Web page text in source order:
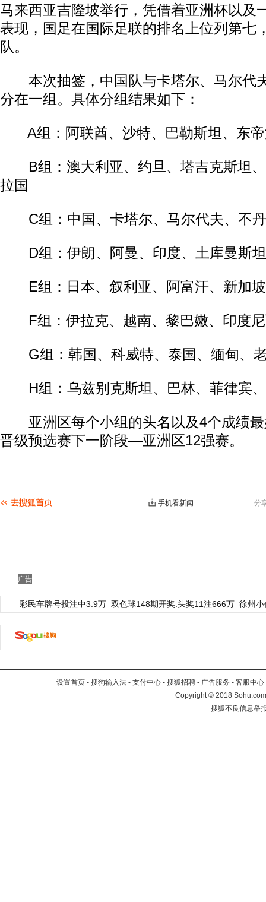
马来西亚吉隆坡举行，凭借着亚洲杯以及
表现，国足在国际足联的排名上位列第七
队。
本次抽签，中国队与卡塔尔、马尔代
分在一组。具体分组结果如下：
A组：阿联酋、沙特、巴勒斯坦、东帝
B组：澳大利亚、约旦、塔吉克斯坦、
拉国
C组：中国、卡塔尔、马尔代夫、不
D组：伊朗、阿曼、印度、土库曼斯
E组：日本、叙利亚、阿富汗、新加坡
F组：伊拉克、越南、黎巴嫩、印度尼
G组：韩国、科威特、泰国、缅甸、
H组：乌兹别克斯坦、巴林、菲律宾
亚洲区每个小组的头名以及4个成绩最
晋级预选赛下一阶段—亚洲区12强赛。
分
手机看新闻
广告
彩民车牌号投注中3.9万 双色球148期开奖:头奖11注666万 徐州
设置首页 - 搜狗输入法 - 支付中心 - 搜狐招聘 - 广告服务 - 客服中心
Copyright©2018
搜狐不良信息举